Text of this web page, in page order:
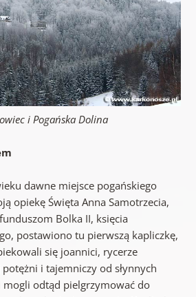
i Pogańska Dolina
dawne miejsce pogańskiego
opiekę Święta Anna Samotrzecia,
Bolka II, księcia
postawiono tu pierwszą kapliczkę,
się joannici, rycerze
i tajemniczy od słynnych
odtąd pielgrzymować do